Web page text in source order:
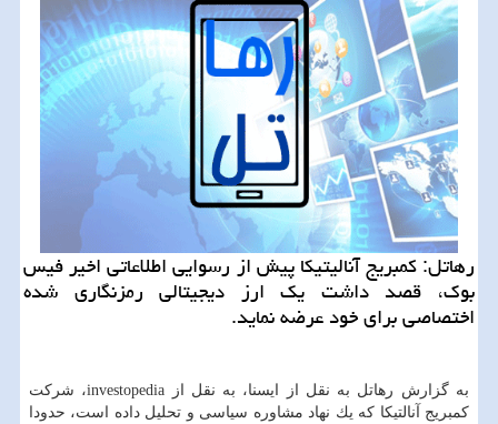
رهاتل: كمبریج آنالیتیكا پیش از رسوایی اطلاعاتی اخیر فیس
بوك، قصد داشت یك ارز دیجیتالی رمزنگاری شده
اختصاصی برای خود عرضه نماید.
به گزارش رهاتل به نقل از ایسنا، به نقل از investopedia، شركت
كمبریج آنالتیكا كه یك نهاد مشاوره سیاسی و تحلیل داده است، حدودا